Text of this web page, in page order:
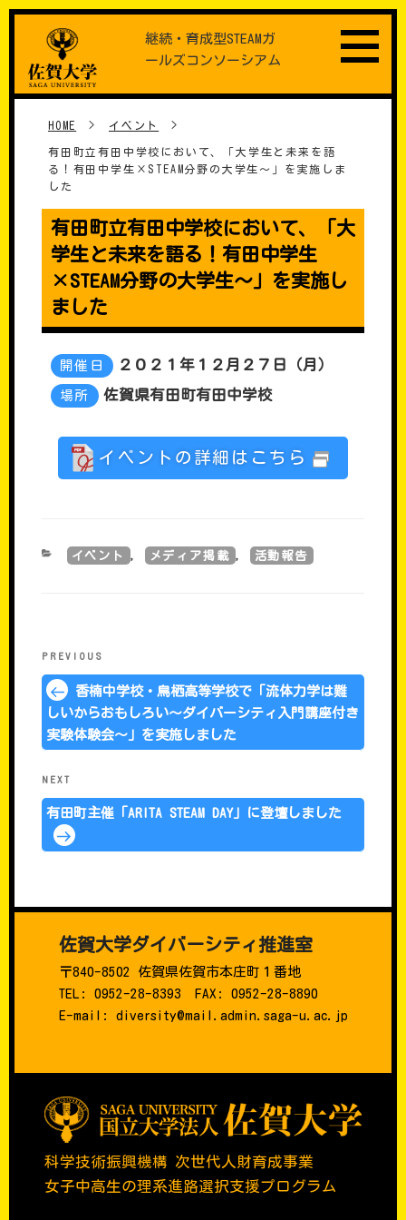
content
継続・育成型STEAMガ
ールズコンソーシアム
HOME > イベント >
有田町立有田中学校において、「大学生と未来を語
る！有田中学生×STEAM分野の大学生～」を実施しま
した
有田町立有田中学校において、「大
学生と未来を語る！有田中学生
×STEAM分野の大学生～」を実施し
ました
開催日 ２０２１年１２月２７日（月）
場所 佐賀県有田町有田中学校
イベントの詳細はこちら
CATEGORIES
イベント , メディア掲載 , 活動報告
Previous
Post
PREVIOUS
香楠中学校・鳥栖高等学校で「流体力学は難
しいからおもしろい～ダイバーシティ入門講座付き
実験体験会～」を実施しました
Next
Post
NEXT
有田町主催「ARITA STEAM DAY」に登壇しました
科学技術振興機構 次世代人財育成事業
女子中高生の理系進路選択支援プログラム
佐賀大学ダイバーシティ推進室
〒840-8502 佐賀県佐賀市本庄町１番地
TEL: 0952-28-8393 FAX: 0952-28-8890
E-mail: diversity@mail.admin.saga-u.ac.jp